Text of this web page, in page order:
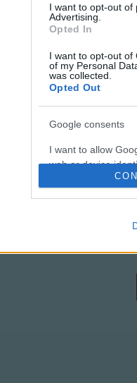
I want to opt-out of
Advertising.
Opted In
I want to opt-out of
of my Personal
was collected.
Opted Out
Google consents
I want to allow
web or device
I want to allow
web or device